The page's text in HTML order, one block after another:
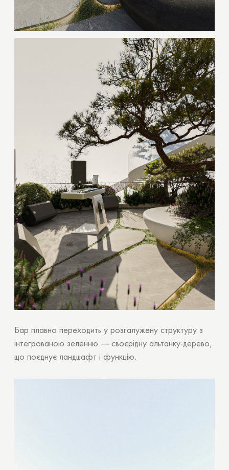
Бар плавно переходить у розгалужену структуру з
інтегрованою зеленню — своєрідну альтанку-дерево,
що поєднує ландшафт і функцію.